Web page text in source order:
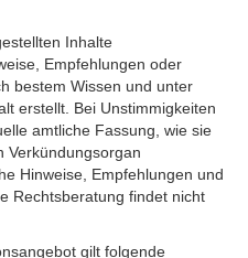
Inhalte
Empfehlungen oder
bestem Wissen und unter
erstellt. Bei Unstimmigkeiten
amtliche Fassung, wie sie
Verkündungsorgan
Hinweise, Empfehlungen und
Rechtsberatung findet nicht
gilt folgende